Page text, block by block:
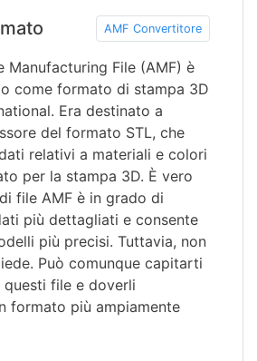
AMF Convertitore
Manufacturing File (AMF) è
come formato di stampa 3D
Era destinato a
del formato STL, che
relativi a materiali e colori
per la stampa 3D. È vero
file AMF è in grado di
più dettagliati e consente
più precisi. Tuttavia, non
Può comunque capitarti
file e doverli
formato più ampiamente